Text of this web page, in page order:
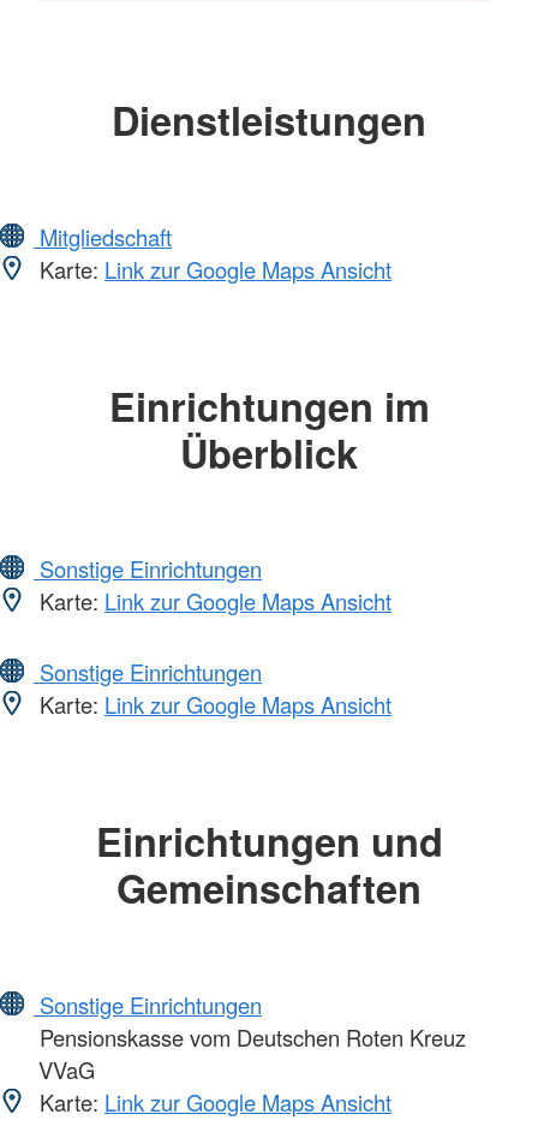
Dienstleistungen
Mitgliedschaft
Karte: Link zur Google Maps Ansicht
Einrichtungen im
Überblick
Sonstige Einrichtungen
Karte: Link zur Google Maps Ansicht
Sonstige Einrichtungen
Karte: Link zur Google Maps Ansicht
Einrichtungen und
Gemeinschaften
Sonstige Einrichtungen
Pensionskasse vom Deutschen Roten Kreuz
VVaG
Karte: Link zur Google Maps Ansicht